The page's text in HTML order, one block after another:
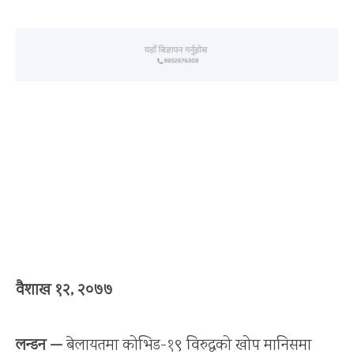
वैशाख १२, २०७७
लन्‍डन —बेलायतमा कोभिड-१९ विरुद्धको खोप मानिसमा